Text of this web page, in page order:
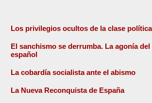
Los privilegios ocultos de la clase
El sanchismo se derrumba. La agonía
español
La cobardía socialista ante el abismo
La Nueva Reconquista de España